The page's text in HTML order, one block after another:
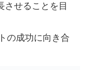
せることを目
の成功に向き合